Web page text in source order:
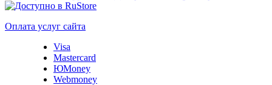
Оплата услуг сайта
Visa
Mastercard
ЮMoney
Webmoney